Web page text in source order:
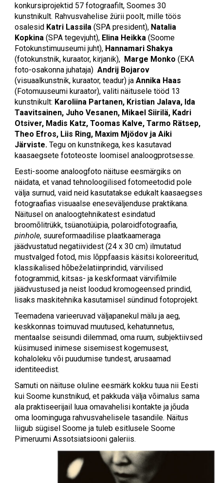
konkursiprojektid 57 fotograafilt, Soomes 30
kunstnikult. Rahvusvahelise žürii poolt, mille töös
osalesid Katri Lassila (SPA president), Natalia
Kopkina (SPA tegevjuht), Elina Heikka (Soome
Fotokunstimuuseumi juht), Hannamari Shakya
(fotokunstnik, kuraator, kirjanik), Marge Monko (EKA
foto-osakonna juhataja) Andrij Bojarov
(visuaalkunstnik, kuraator, teadur) ja Annika Haas
(Fotomuuseumi kuraator), valiti näitusele tööd 13
kunstnikult: Karoliina Partanen, Kristian Jalava, Ida
Taavitsainen, Juho Vesanen, Mikael Siirilä, Kadri
Otsiver, Madis Katz, Toomas Kalve, Tarmo Rätsep,
Theo Efros, Liis Ring, Maxim Mjödov ja Aiki
Järviste. Tegu on kunstnikega, kes kasutavad
kaasaegsete fototeoste loomisel analoogprotsesse.
Eesti-soome analoogfoto näituse eesmärgiks on
näidata, et vanad tehnoloogilised fotomeetodid pole
välja surnud, vaid neid kasutatakse edukalt kaasaegses
fotograafias visuaalse eneseväljenduse praktikana.
Näitusel on analoogtehnikatest esindatud
broomõlitrükk, tsüanotüüpia, polaroidfotograafia,
pinhole, suureformaadilise plaatkaameraga
jäädvustatud negatiividest (24 x 30 cm) ilmutatud
mustvalged fotod, mis lõppfaasis käsitsi koloreeritud,
klassikalised hõbeželatiinprindid, värvilised
fotogrammid, kitsas- ja keskformaat värvifilmile
jäädvustused ja neist loodud kromogeensed prindid,
lisaks maskitehnika kasutamisel sündinud fotoprojekt.
Teemadena varieeruvad väljapanekul mälu ja aeg,
keskkonnas toimuvad muutused, kehatunnetus,
mentaalse seisundi dilemmad, oma ruum, subjektiivsed
küsimused inimese sisemisest kogemusest,
kohaloleku või puudumise tundest, arusaamad
identiteedist.
Samuti on näituse oluline eesmärk kokku tuua nii Eesti
kui Soome kunstnikud, et pakkuda välja võimalus sama
ala praktiseerijail luua omavahelisi kontakte ja jõuda
oma loominguga rahvusvahelisele tasandile. Näitus
liigub sügisel Soome ja tuleb esitlusele Soome
Pimeruumi Assotsiatsiooni galeriis.